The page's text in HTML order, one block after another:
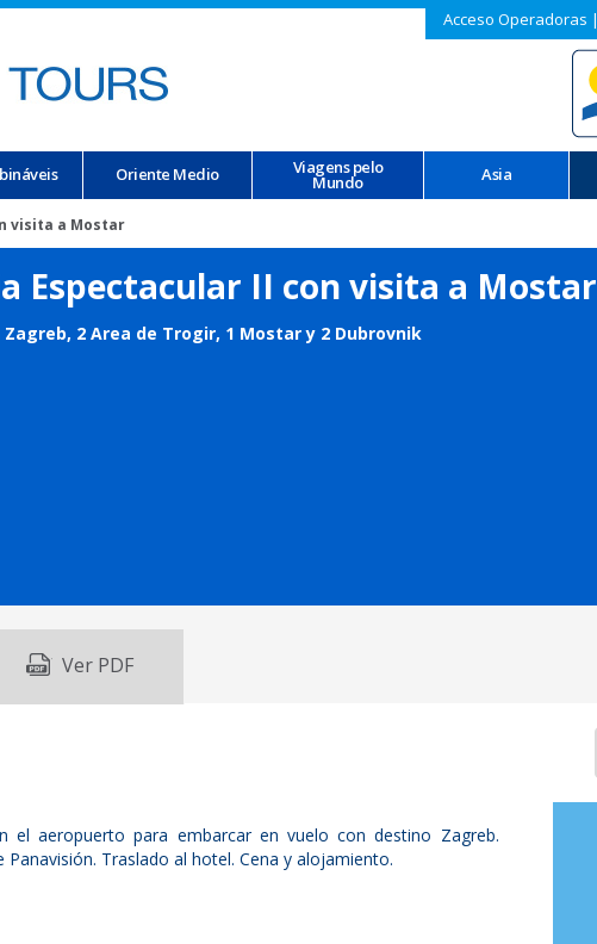
Acceso Operadoras |
Oriente Medio Viagens pelo
Mundo Asia
visita a Mostar
Espectacular II con visita a Mostar
Zagreb, 2 Area de Trogir, 1 Mostar y 2 Dubrovnik
Ver PDF
el aeropuerto para embarcar en vuelo con destino Zagreb.
Traslado al hotel. Cena y alojamiento.